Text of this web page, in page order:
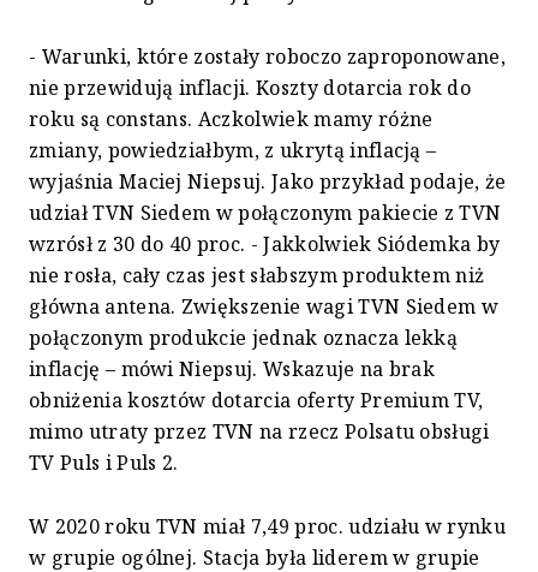
- Warunki, które zostały roboczo zaproponowane,
nie przewidują inflacji. Koszty dotarcia rok do
roku są constans. Aczkolwiek mamy różne
zmiany, powiedziałbym, z ukrytą inflacją –
wyjaśnia Maciej Niepsuj. Jako przykład podaje, że
udział TVN Siedem w połączonym pakiecie z TVN
wzrósł z 30 do 40 proc. - Jakkolwiek Siódemka by
nie rosła, cały czas jest słabszym produktem niż
główna antena. Zwiększenie wagi TVN Siedem w
połączonym produkcie jednak oznacza lekką
inflację – mówi Niepsuj. Wskazuje na brak
obniżenia kosztów dotarcia oferty Premium TV,
mimo utraty przez TVN na rzecz Polsatu obsługi
TV Puls i Puls 2.
W 2020 roku TVN miał 7,49 proc. udziału w rynku
w grupie ogólnej. Stacja była liderem w grupie